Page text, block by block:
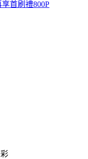
首刷禮800P